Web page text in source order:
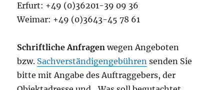
Erfurt: +49 (0)36201-39 09 36
Weimar: +49 (0)3643-45 78 61
Schriftliche Anfragen wegen Angeboten
bzw. Sachverständigengebühren senden Sie
bitte mit Angabe des Auftraggebers, der